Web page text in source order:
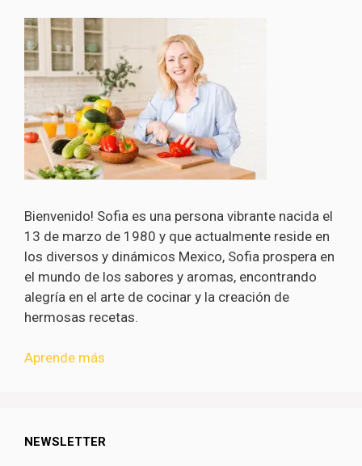
Bienvenido! Sofia es una persona vibrante nacida el
13 de marzo de 1980 y que actualmente reside en
los diversos y dinámicos Mexico, Sofia prospera en
el mundo de los sabores y aromas, encontrando
alegría en el arte de cocinar y la creación de
hermosas recetas.
Aprende más
NEWSLETTER